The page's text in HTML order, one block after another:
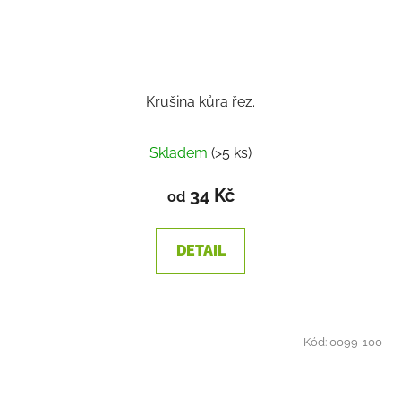
Krušina kůra řez.
Skladem (>5 ks)
od34 Kč
DETAIL
Kód:0099-100